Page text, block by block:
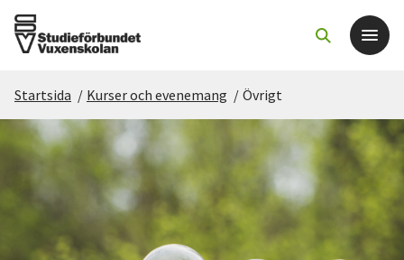
Det här gör vi
För dig som
Sök kurser och evenemang
Startsida / Kurser och evenemang / Övrigt